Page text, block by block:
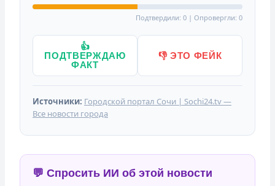
Подтвердили: 0 | Опровергли: 0
👍
ПОДТВЕРЖДАЮ
ФАКТ
👎 ЭТО ФЕЙК
Источники: Городской портал Сочи | Sochi24.tv —
Все новости города
💬 Спросить ИИ об этой новости